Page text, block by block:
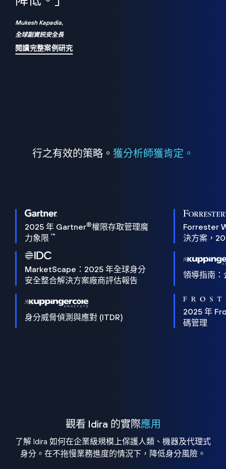
Mukesh Kapadia,
全球副資訊安全長
閱讀完整案例研究
行之有效的策略。 獲分析師獲肯定。
2025 年 Gartner®權限存取管理魔
力象限 ™
Forrester
決方案，
MarketScape：2025 年全球身分
安全整合解決方案廠商評估報告
領導指南
身分威脅偵測與應對 (ITDR)
2025 年
碼管理
觀看 Idira 的實際應用
了解 Idira 如何在企業級規模上保護人類、機器及代理式
身分。在不拖慢業務進度的情況下，降低身分風險。